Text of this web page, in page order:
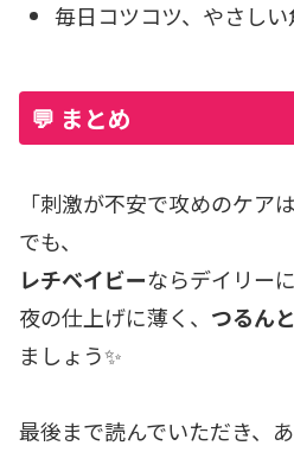
毎日コツコツ、やさし
💬 まとめ
「刺激が不安で攻めのケ
でも、
レチベイビーならデイリー
夜の仕上げに薄く、 つるん
ましょう✨
最後まで読んでいただき、